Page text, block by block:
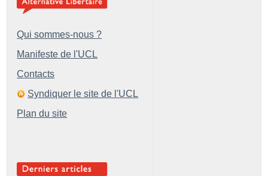
Qui sommes-nous ?
Manifeste de l'UCL
Contacts
Syndiquer le site de l'UCL
Plan du site